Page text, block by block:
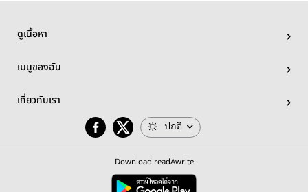
ดูเนื้อหา
เมนูของฉัน
เกี่ยวกับเรา
ปกติ
Download readAwrite